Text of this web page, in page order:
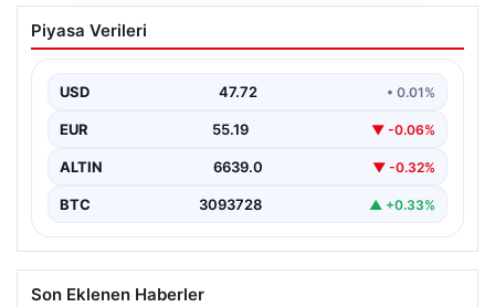
Mansur Yavaş’tan Ata Çiftliği’ne davet:
‘Tüm hemşehrilerimi bekliyorum’
Ankaralılara Doğa ve Üretimle Buluşma Çağrısı",
"content":…
Piyasa Verileri
USD 47.72 • 0.01%
EUR 55.19 ▼ -0.06%
ALTIN 6639.0 ▼ -0.32%
BTC 3093728 ▲ +0.33%
Son Eklenen Haberler